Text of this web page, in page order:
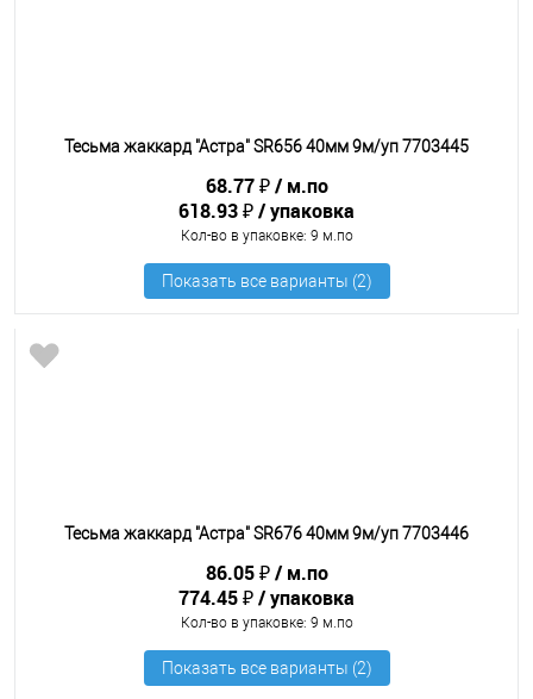
Тесьма жаккард "Астра" SR656 40мм 9м/уп 7703445
68.77 ₽
м.по
618.93 ₽
упаковка
Кол-во в упаковке: 9 м.по
Тесьма жаккард "Астра" SR676 40мм 9м/уп 7703446
86.05 ₽
м.по
774.45 ₽
упаковка
Кол-во в упаковке: 9 м.по